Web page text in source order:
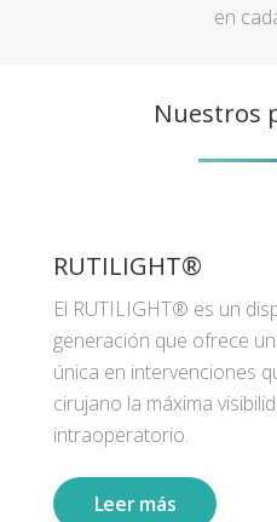
en
Nuestros
RUTILIGHT®
El RUTILIGHT® es un
generación que ofrece
única en intervenciones
cirujano la máxima
intraoperatorio.
Leer más